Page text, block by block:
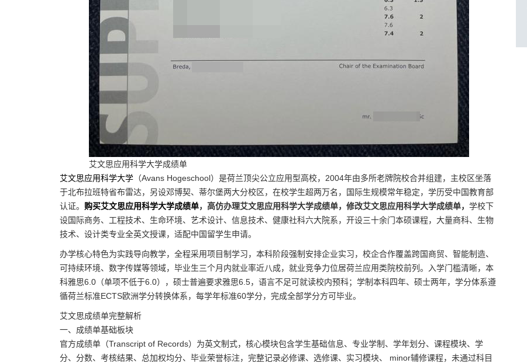
艾文思应用科学大学成绩单
艾文思应用科学大学 （Avans Hogeschool）是荷兰顶尖公立应用型高校，2004年由多所老牌院校合并组建，主校区坐落
于北布拉班特省布雷达，另设邓博契、蒂尔堡两大分校区，在校学生超两万名，国际生规模常年稳定，学历受中国教育部
认证。 购买艾文思应用科学大学成绩单，高仿办理艾文思应用科学大学成绩单，修改艾文思应用科学大学成绩单， 学校下
设国际商务、工程技术、生命环境、艺术设计、信息技术、健康社科六大院系，开设三十余门本硕课程，大量商科、生物
技术、设计类专业全英文授课，适配中国留学生申请。
办学核心特色为实践导向教学，全程采用项目制学习，本科阶段强制安排企业实习，校企合作覆盖跨国商贸、智能制造、
可持续环境、数字传媒等领域，毕业生三个月内就业率近八成，就业竞争力位居荷兰应用类院校前列。入学门槛清晰，本
科雅思6.0（单项不低于6.0），硕士普遍要求雅思6.5，语言不足可就读校内预科；学制本科四年、硕士两年，学分体系遵
循荷兰标准ECTS欧洲学分转换体系，每学年标准60学分，完成全部学分方可毕业。
艾文思成绩单完整解析
一、成绩单基础板块
官方成绩单（Transcript of Records）为英文制式，核心模块包含学生基础信息、专业学制、学年划分、课程模块、学
分、分数、考核结果、总加权均分、毕业荣誉标注，完整记录必修课、选修课、实习模块、 minor辅修课程，未通过科目